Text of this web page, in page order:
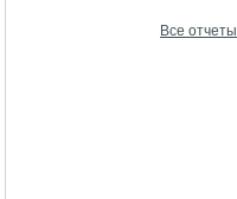
Все отчеты